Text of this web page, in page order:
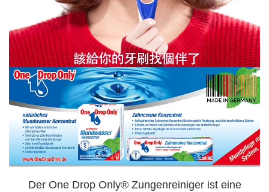
Der One Drop Only® Zungenreiniger ist eine